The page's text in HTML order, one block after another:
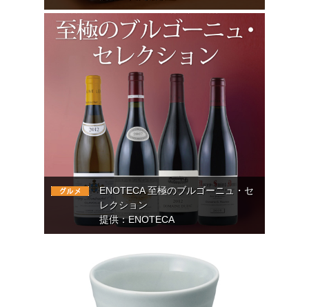
ENOTECA 至極のブルゴーニュ・セ
レクション
提供：ENOTECA